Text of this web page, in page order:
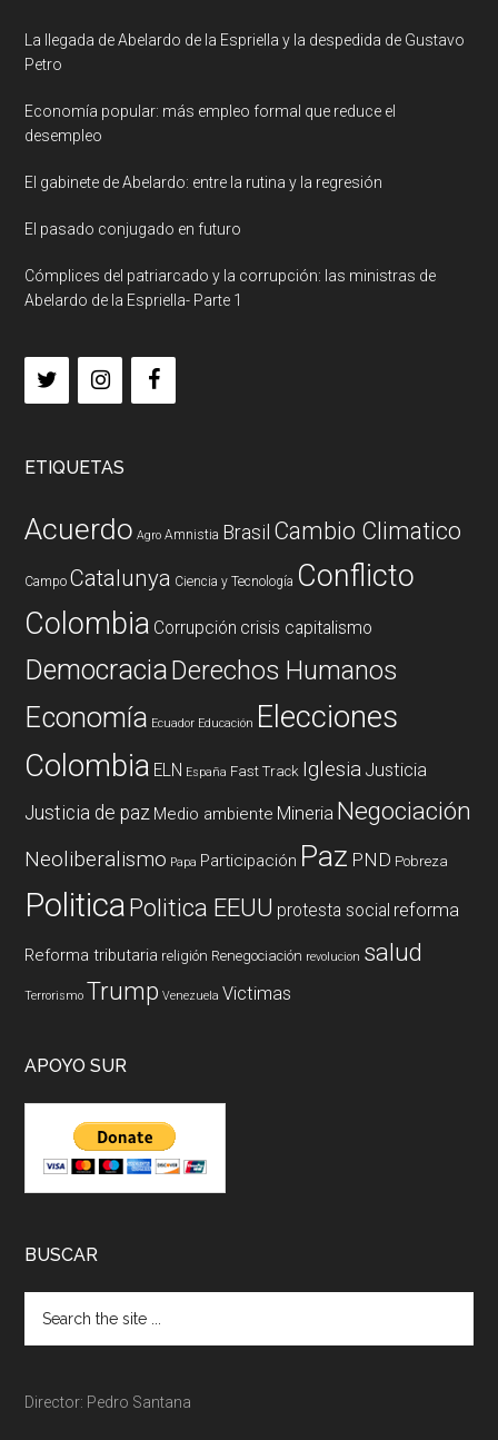
La llegada de Abelardo de la Espriella y la despedida de Gustavo
Petro
Economía popular: más empleo formal que reduce el
desempleo
El gabinete de Abelardo: entre la rutina y la regresión
El pasado conjugado en futuro
Cómplices del patriarcado y la corrupción: las ministras de
Abelardo de la Espriella- Parte 1
ETIQUETAS
Acuerdo Agro Amnistia Brasil Cambio Climatico
Campo Catalunya Ciencia y Tecnología Conflicto
Colombia Corrupción crisis capitalismo
DemocraciaDerechos Humanos
Economía Ecuador Educación Elecciones
Colombia ELN España Fast Track Iglesia Justicia
Justicia de paz Medio ambiente Mineria Negociación
Neoliberalismo Papa Participación Paz PND Pobreza
PoliticaPolitica EEUU protesta social reforma
Reforma tributaria religión Renegociación revolucion salud
Terrorismo Trump Venezuela Victimas
APOYO SUR
BUSCAR
Director: Pedro Santana